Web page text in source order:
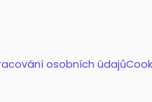
osobních údajů